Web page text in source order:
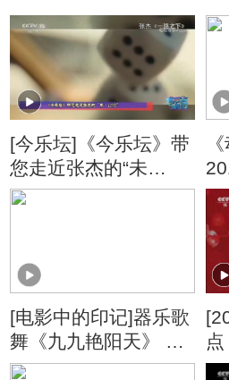
[今乐坛]《今乐坛》带
您走近张杰的“未
·LIVE”
[电影中的印记]器乐歌
舞《九九艳阳天》 演
唱：扎西顿珠 刘若颖
宝